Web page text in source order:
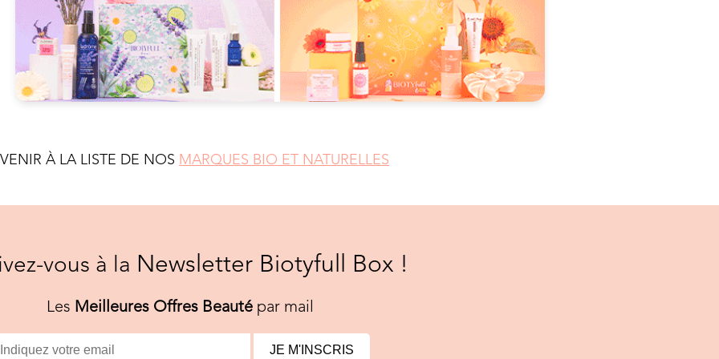
À LA LISTE DE NOS MARQUES BIO ET NATURELLES
vous à la Newsletter Biotyfull Box !
Les Meilleures Offres Beautépar mail
JE M'INSCRIS